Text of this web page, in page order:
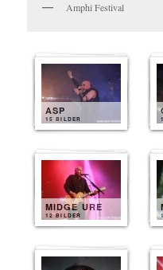
Amphi Festival
ASP
15 BILDER
MIDGE URE
12 BILDER